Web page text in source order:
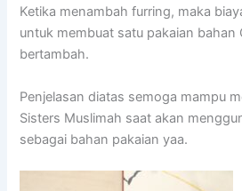
Ketika menambah furring, maka
untuk membuat satu pakaian bahan
bertambah.
Penjelasan diatas semoga mampu
Sisters Muslimah saat akan
sebagai bahan pakaian yaa.